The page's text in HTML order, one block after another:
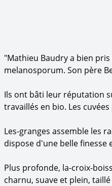
"Mathieu Baudry a bien
melanosporum. Son père
Ils ont bâti leur réputation
travaillés en bio. Les
Les-granges assemble les
dispose d'une belle
Plus profonde, la-croix-
charnu, suave et plein,